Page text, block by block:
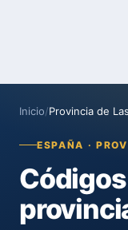
Inicio/Provincia de
ESPAÑA ·